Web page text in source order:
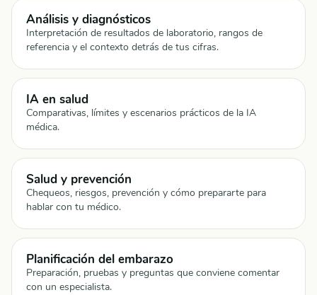
Análisis y diagnósticos
Interpretación de resultados de laboratorio, rangos de
referencia y el contexto detrás de tus cifras.
IA en salud
Comparativas, límites y escenarios prácticos de la IA
médica.
Salud y prevención
Chequeos, riesgos, prevención y cómo prepararte para
hablar con tu médico.
Planificación del embarazo
Preparación, pruebas y preguntas que conviene comentar
con un especialista.